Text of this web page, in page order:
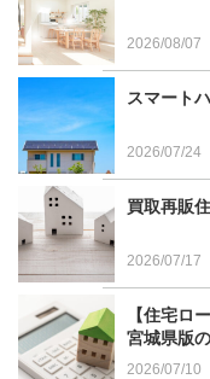
いかがでしたか？坪
いるかもしれません
実際に建てたい家の
いしたり、建てた後
してみてくださいね。
宮城県・仙
る相談は建
2026/08/07
スマート
2026/07/24
買取再販
2026/07/17
【住宅ロ
宮城県版
2026/07/10